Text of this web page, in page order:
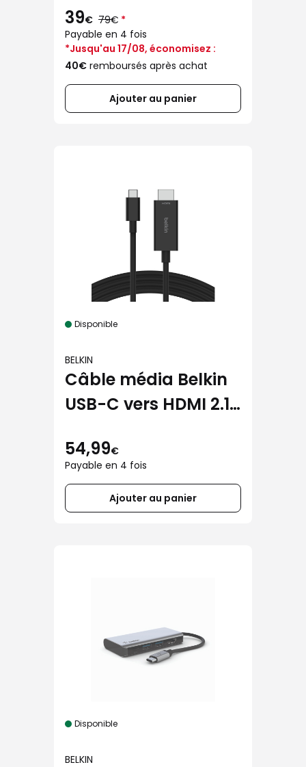
39€ 79€ *
Payable en 4 fois
*Jusqu'au 17/08, économisez :
40€ remboursés après achat
Ajouter au panier
Disponible
BELKIN
Câble média Belkin
USB-C vers HDMI 2.1
54,99€
Payable en 4 fois
Ajouter au panier
Disponible
BELKIN